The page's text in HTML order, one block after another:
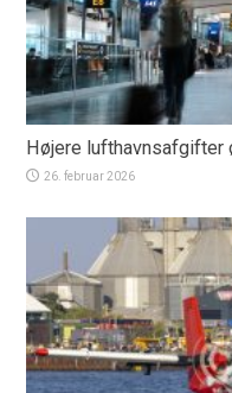
Højere
26. februar 2026